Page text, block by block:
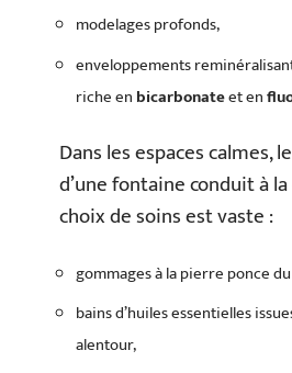
modelages profonds,
enveloppements
riche en bicarbonateet en
Dans les espaces calmes,
d’une fontaine conduit à
choix de soins est vaste :
gommages à la pierre ponce du
bains d’huiles essentielles
alentour,